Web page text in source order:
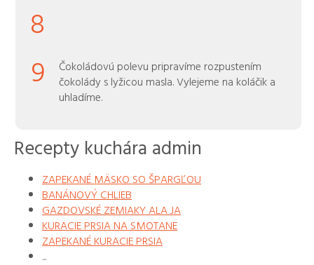
8
9
Čokoládovú polevu pripravíme rozpustením
čokolády s lyžicou masla. Vylejeme na koláčik a
uhladíme.
Recepty kuchára admin
ZAPEKANÉ MÄSKO SO ŠPARGĽOU
BANÁNOVÝ CHLIEB
GAZDOVSKÉ ZEMIAKY ALA JA
KURACIE PRSIA NA SMOTANE
ZAPEKANÉ KURACIE PRSIA
...